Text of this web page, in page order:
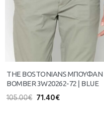
THE BOSTONIANS ΜΠΟΥΦΑΝ
BOMBER 3W20262-72 | BLUE
105.00€ 71.40€